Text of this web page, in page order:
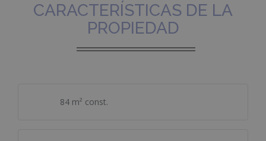
CARACTERÍSTICAS DE LA
PROPIEDAD
84 m² const.